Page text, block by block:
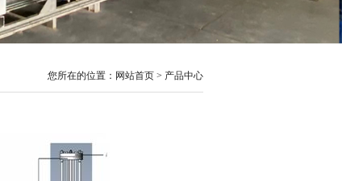
您所在的位置：网站首页 > 产品中心